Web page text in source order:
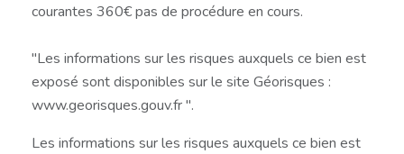
courantes 360€ pas de procédure en cours.
"Les informations sur les risques auxquels ce bien est
exposé sont disponibles sur le site Géorisques :
www.georisques.gouv.fr ".
Les informations sur les risques auxquels ce bien est